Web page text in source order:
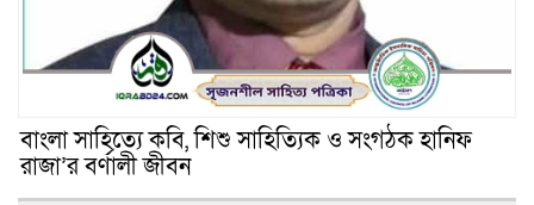
বাংলা সাহিত্যে কবি, শিশু সাহিত্যিক ও সংগঠক হানিফ
রাজা’র বর্ণালী জীবন